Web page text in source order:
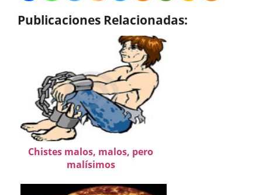
Publicaciones Relacionadas:
Chistes malos, malos, pero
malísimos